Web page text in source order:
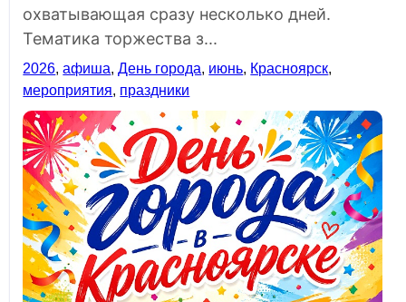
охватывающая сразу несколько дней.
Тематика торжества з...
2026,афиша,День города, июнь, Красноярск,
мероприятия, праздники